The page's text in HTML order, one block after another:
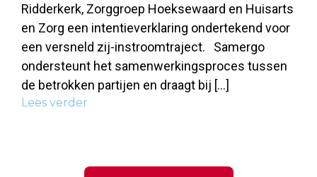
Ridderkerk, Zorggroep Hoeksewaard en Huisarts
en Zorg een intentieverklaring ondertekend voor
een versneld zij-instroomtraject. Samergo
ondersteunt het samenwerkingsproces tussen
de betrokken partijen en draagt bij […]
Lees verder